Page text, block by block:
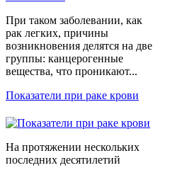
При таком заболевании, как
рак легких, причины
возникновения делятся на две
группы: канцерогенные
вещества, что проникают...
Показатели при раке крови
На протяжении нескольких
последних десятилетий